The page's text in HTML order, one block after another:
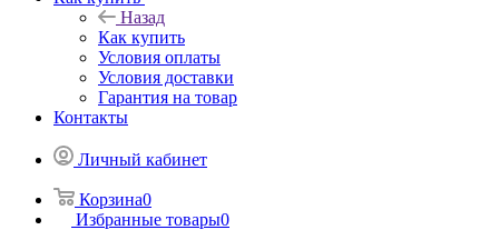
Назад
Как купить
Условия оплаты
Условия доставки
Гарантия на товар
Контакты
Личный кабинет
Корзина0
Избранные товары0